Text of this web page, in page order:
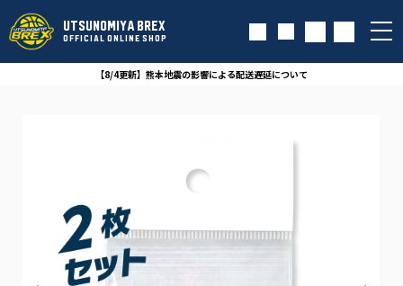
UTSUNOMIYA BREX
OFFICIAL ONLINE SHOP
【8/4更新】熊本地震の影響による配送遅延について